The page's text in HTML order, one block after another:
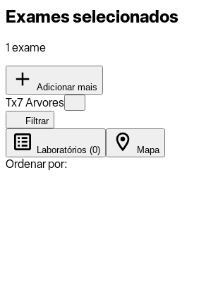
Exames selecionados
1 exame
Adicionar mais
Tx7 Arvores
Filtrar
Laboratórios (0) Mapa
Ordenar por: